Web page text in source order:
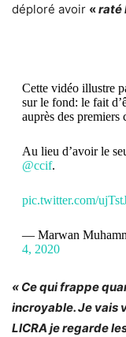
déploré avoir «raté
Cette vidéo illustre
sur le fond: le fait
auprès des premiers
Au lieu d’avoir le
@ccif.
pic.twitter.com/
— Marwan
4, 2020
« Ce qui frappe
incroyable. Je vais
LICRA je regarde